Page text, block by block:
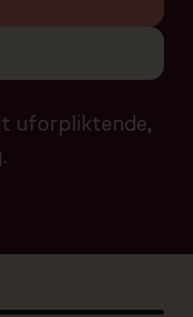
uforpliktende,